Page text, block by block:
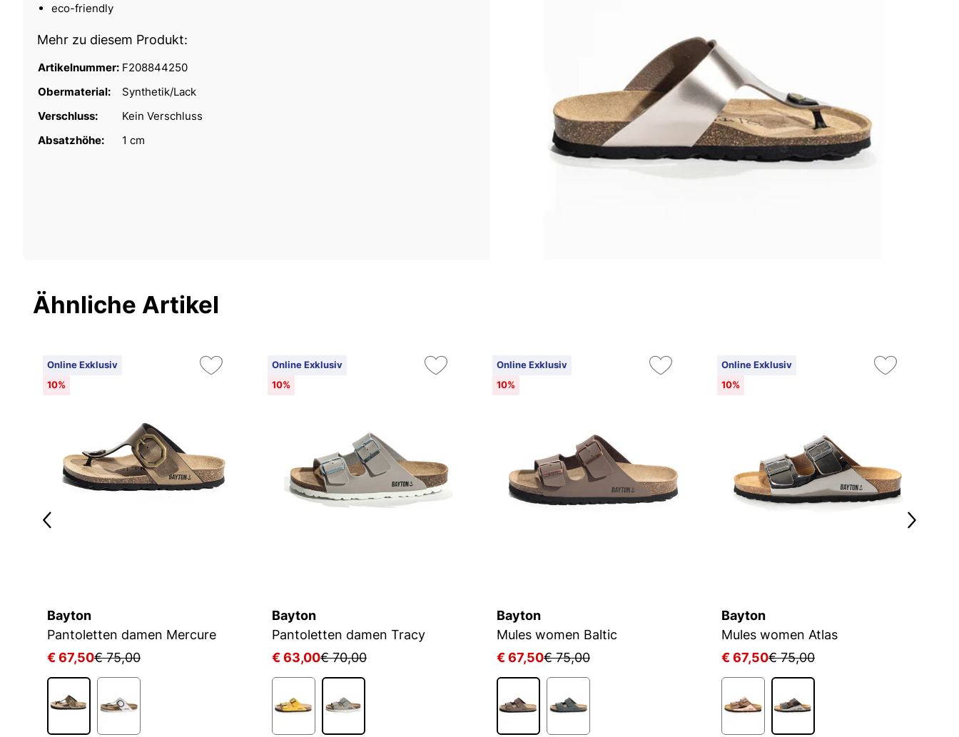
eco-friendly
Mehr zu diesem Produkt:
Artikelnummer: F208844250
Obermaterial:
Synthetik/Lack
Verschluss:
Kein Verschluss
Absatzhöhe:
1 cm
Ähnliche Artikel
Online Exklusiv
10%
Bayton
Pantoletten damen Mercure
€ 67,50€ 75,00
Online Exklusiv
10%
Bayton
Pantoletten damen Tracy
€ 63,00€ 70,00
Online Exklusiv
10%
Bayton
Mules women Baltic
€ 67,50€ 75,00
Online Exklusiv
10%
Bayton
Mules women Atlas
€ 67,50€ 75,00